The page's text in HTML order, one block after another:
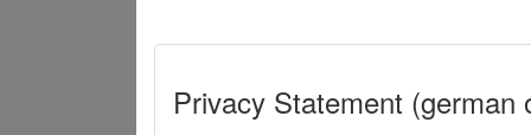
Privacy Statement (german